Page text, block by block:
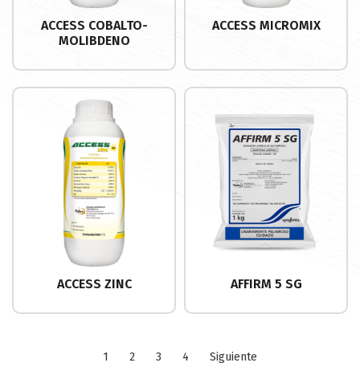
ACCESS COBALTO-
MOLIBDENO
ACCESS MICROMIX
ACCESS ZINC AFFIRM 5 SG
1 2 3 4 Siguiente